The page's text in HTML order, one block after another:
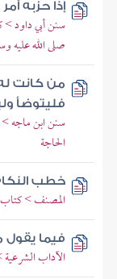
إذا حزبه
سنن أبي داود >
صلى الله عليه
من كانت
فليتوضأ
سنن ابن ماجه >
الحاجة
خطب
المصنف > كتاب
فيما يقول
الآداب